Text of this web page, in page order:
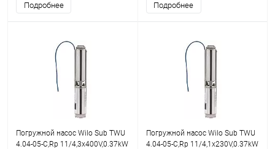
Подробнее Подробнее
Погружной насос Wilo Sub TWU
4.04-05-C,Rp 11/4,3x400V,0.37kW
Погружной насос Wilo Sub TWU
4.04-05-C,Rp 11/4,1x230V,0.37kW